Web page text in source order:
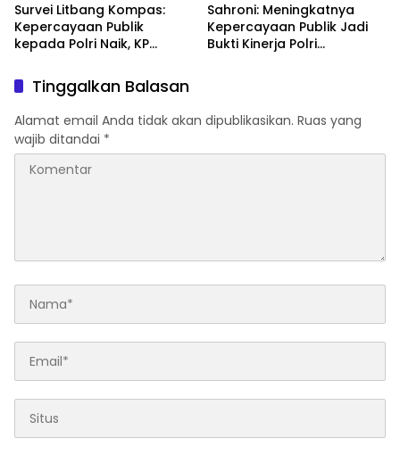
Sosial
Survei Litbang Kompas:
Kepercayaan Publik
kepada Polri Naik, KP
Reformasi Berjalan
Sahroni: Meningkatnya
Kepercayaan Publik Jadi
Bukti Kinerja Polri
Tinggalkan Balasan
Alamat email Anda tidak akan dipublikasikan. Ruas yang
wajib ditandai *